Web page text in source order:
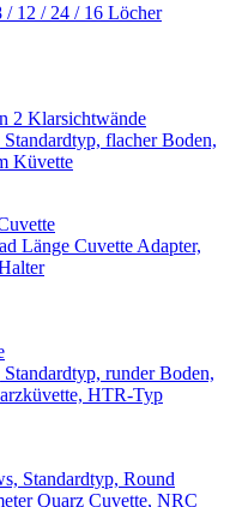
/ 12 / 24 / 16 Löcher
flacher Boden,
Küvette
Länge Cuvette Adapter,
runder Boden,
HTR-Typ
Standardtyp, Round
Quarz Cuvette, NRC